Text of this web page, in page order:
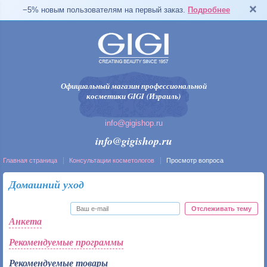
−5% новым пользователям на первый заказ. Подробнее
Официальный магазин профессиональной
косметики GIGI (Израиль)
info@gigishop.ru
info@gigishop.ru
Главная страница Консультации косметологов Просмотр вопроса
Домашний уход
Отслеживать тему
Анкета
Рекомендуемые программы
Рекомендуемые товары